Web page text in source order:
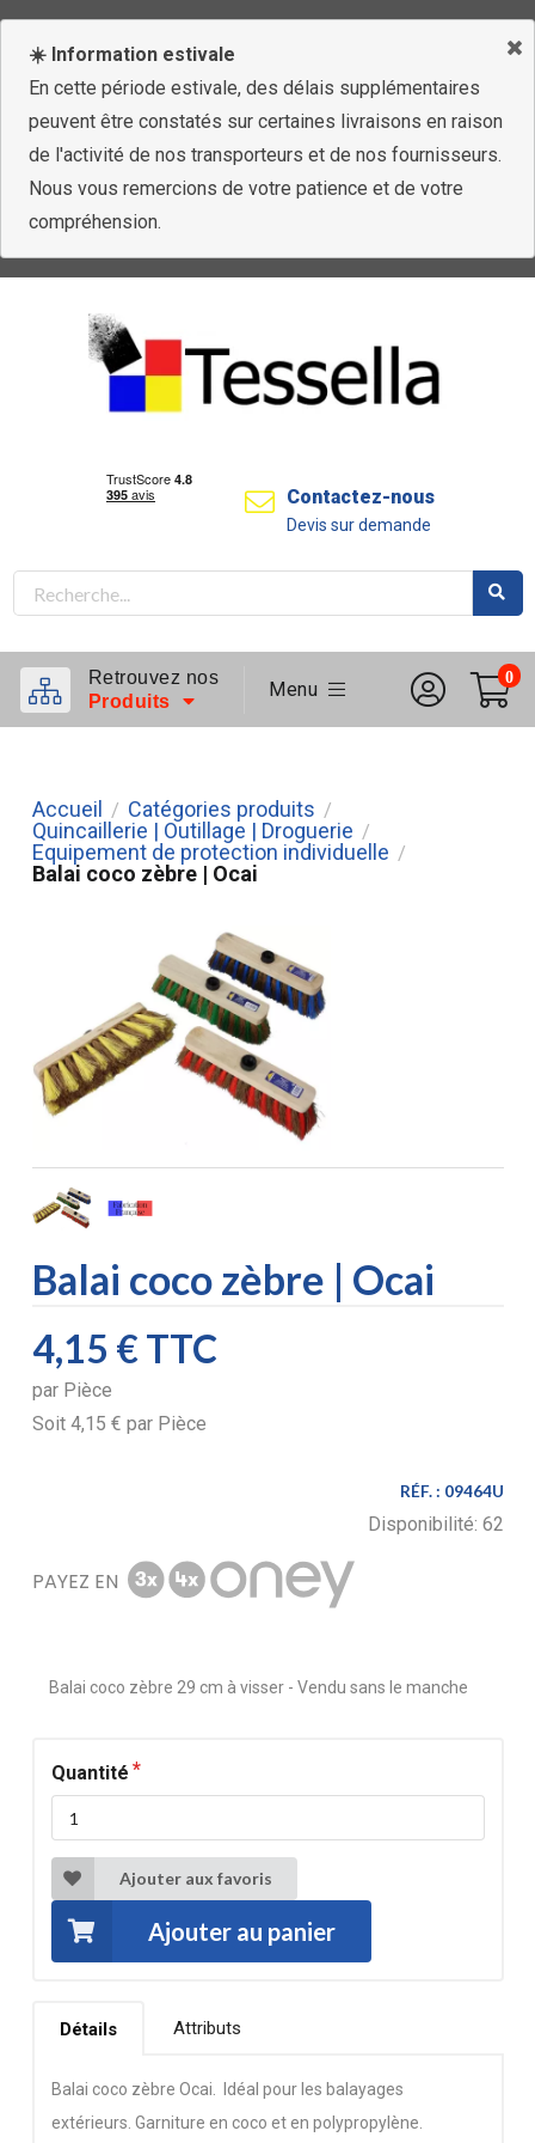
☀️ Information estivale
En cette période estivale, des délais supplémentaires
peuvent être constatés sur certaines livraisons en raison
de l'activité de nos transporteurs et de nos fournisseurs.
Nous vous remercions de votre patience et de votre
compréhension.
Contactez-nous
Devis sur demande
Retrouvez nos
Produits
Menu
0
Accueil / Catégories produits /
Quincaillerie | Outillage | Droguerie /
Equipement de protection individuelle /
Balai coco zèbre | Ocai
Balai coco zèbre | Ocai
4,15 €TTC
par Pièce
Soit 4,15 € par Pièce
RÉF. : 09464U
Disponibilité: 62
PAYEZ EN
Balai coco zèbre 29 cm à visser - Vendu sans le manche
Quantité
Ajouter aux favoris
Ajouter au panier
Détails Attributs
Balai coco zèbre Ocai. Idéal pour les balayages
extérieurs. Garniture en coco et en polypropylène.